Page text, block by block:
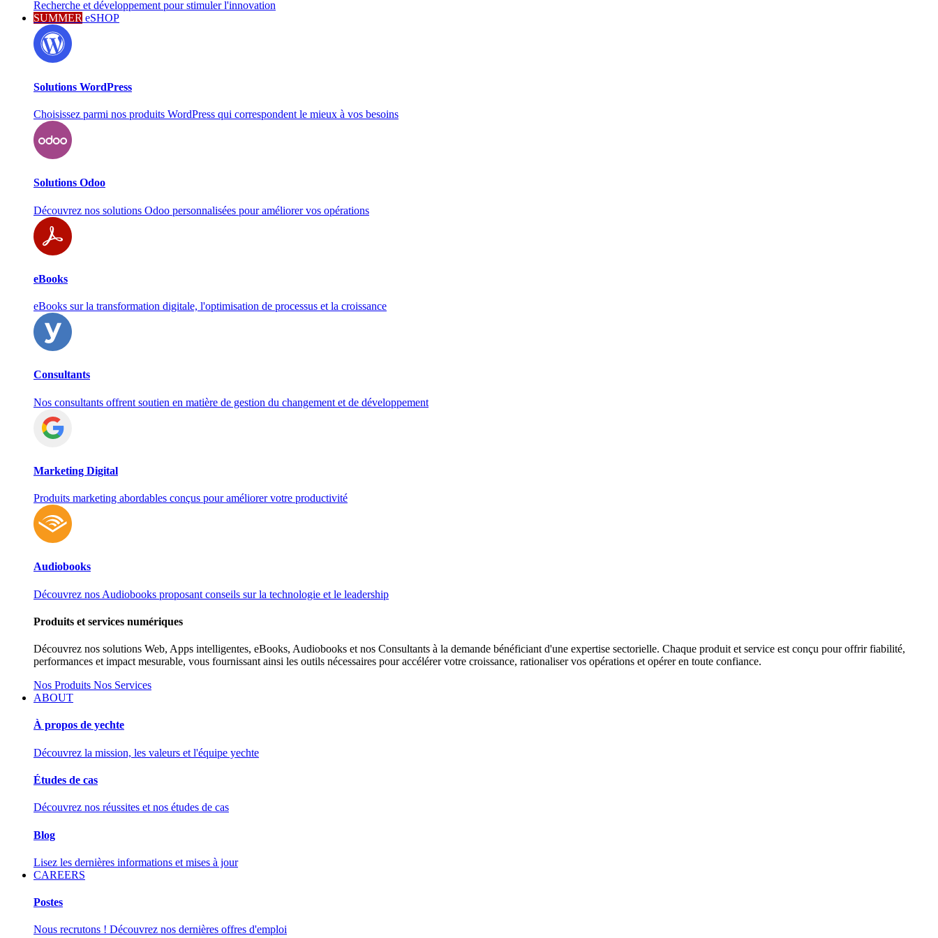
Recherche et développement pour stimuler l'innovation
SUMMER eSHOP
Solutions WordPress
Choisissez parmi nos produits WordPress qui correspondent le mieux à vos besoins
Solutions Odoo
Découvrez nos solutions Odoo personnalisées pour améliorer vos opérations
eBooks
eBooks sur la transformation digitale, l'optimisation de processus et la croissance
Consultants
Nos consultants offrent soutien en matière de gestion du changement et de développement
Marketing Digital
Produits marketing abordables conçus pour améliorer votre productivité
Audiobooks
Découvrez nos Audiobooks proposant conseils sur la technologie et le leadership
Produits et services numériques
Découvrez nos solutions Web, Apps intelligentes, eBooks, Audiobooks et nos Consultants à la demande bénéficiant d'une expertise sectorielle. Chaque produit et service est conçu pour offrir fiabilité,
performances et impact mesurable, vous fournissant ainsi les outils nécessaires pour accélérer votre croissance, rationaliser vos opérations et opérer en toute confiance.
Nos Produits Nos Services
ABOUT
À propos de yechte
Découvrez la mission, les valeurs et l'équipe yechte
Études de cas
Découvrez nos réussites et nos études de cas
Blog
Lisez les dernières informations et mises à jour
CAREERS
Postes
Nous recrutons ! Découvrez nos dernières offres d'emploi